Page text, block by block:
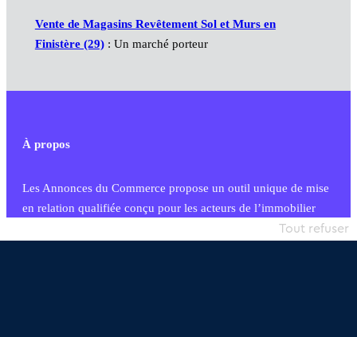
Vente de Magasins Revêtement Sol et Murs en
Finistère (29): Un marché porteur
À propos
Les Annonces du Commerce propose un outil unique de mise
en relation qualifiée conçu pour les acteurs de l’immobilier
commercial et les collectivités territoriales, simple et intégrant
Tout refuser